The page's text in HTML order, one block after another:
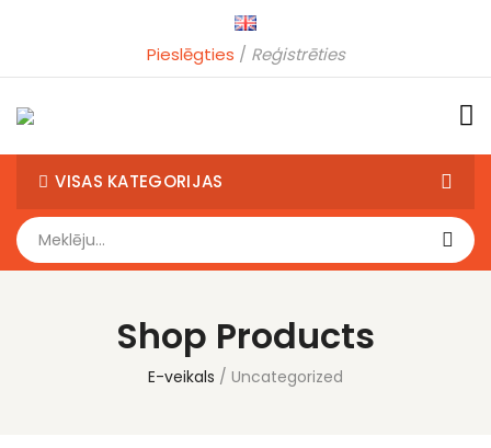
Pieslēgties Reģistrēties
VISAS KATEGORIJAS
Shop Products
E-veikals Uncategorized